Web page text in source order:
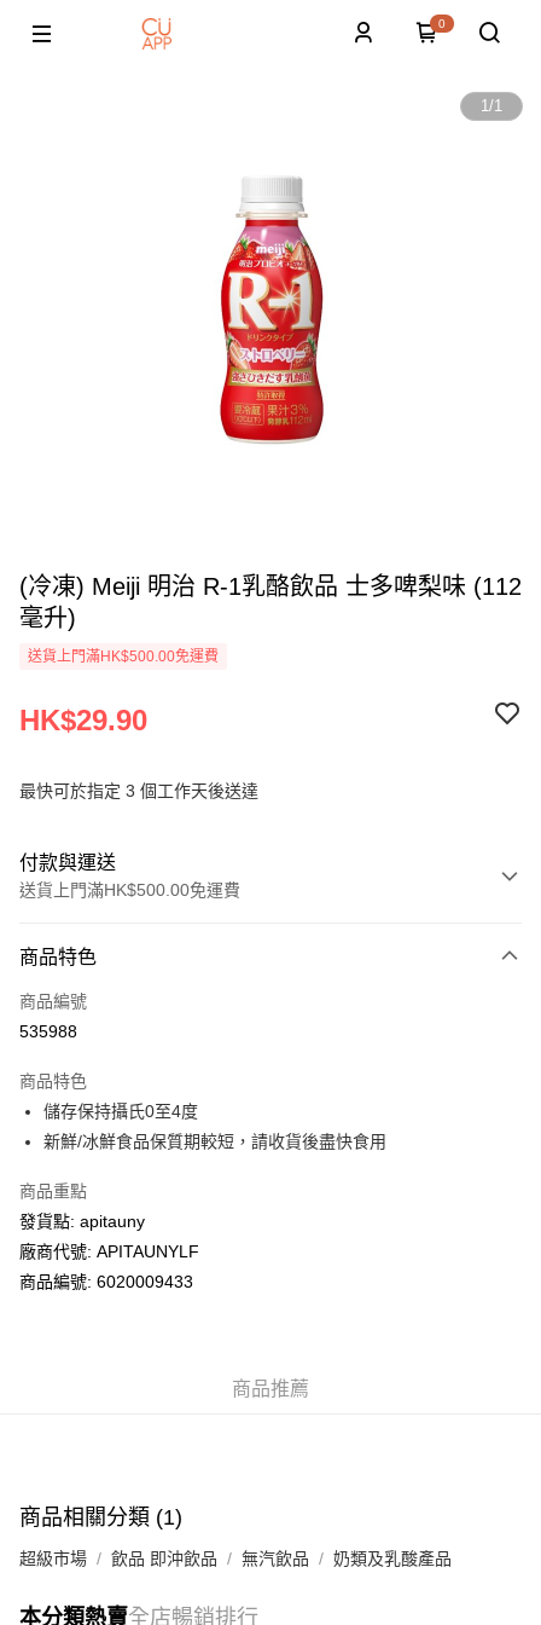
0
1/1
(冷凍) Meiji 明治 R-1乳酪飲品 士多啤梨味 (112
毫升)
送貨上門滿HK$500.00免運費
HK$29.90
最快可於指定 3 個工作天後送達
付款與運送
送貨上門滿HK$500.00免運費
信用卡
AlipayHK
WeChat Pay
送貨上門 (不支援順豐自取點及智能櫃)
每筆HK$100.00，滿HK$500.00或以上免運費
商品特色
商品編號
535988
商品特色
儲存保持攝氏0至4度
新鮮/冰鮮食品保質期較短，請收貨後盡快食用
商品重點
發貨點: apitauny
廠商代號: APITAUNYLF
商品編號: 6020009433
商品推薦
商品相關分類 (1)
超級市場 飲品 即沖飲品 無汽飲品 奶類及乳酸產品
本分類熱賣全店暢銷排行